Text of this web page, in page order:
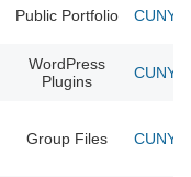
Public Portfolio CUNY
WordPress
Plugins
CUNY
Group Files CUNY